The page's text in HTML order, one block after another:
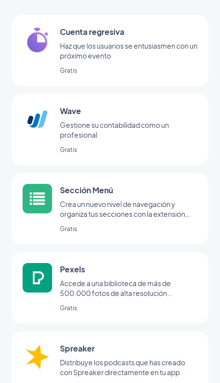
Cuenta regresiva
Haz que los usuarios se entusiasmen con un
próximo evento
Gratis
Wave
Gestione su contabilidad como un
profesional
Gratis
Sección Menú
Crea un nuevo nivel de navegación y
organiza tus secciones con la extensión
Gratis
Pexels
Accede a una biblioteca de más de
500.000 fotos de alta resolución
Gratis
Spreaker
Distribuye los podcasts que has creado
con Spreaker directamente en tu app